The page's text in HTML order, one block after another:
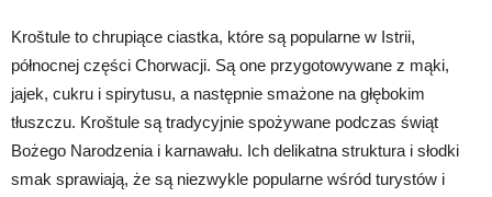
Kroštule to chrupiące ciastka, które są popularne w Istrii,
północnej części Chorwacji. Są one przygotowywane z mąki,
jajek, cukru i spirytusu, a następnie smażone na głębokim
tłuszczu. Kroštule są tradycyjnie spożywane podczas świąt
Bożego Narodzenia i karnawału. Ich delikatna struktura i słodki
smak sprawiają, że są niezwykle popularne wśród turystów i